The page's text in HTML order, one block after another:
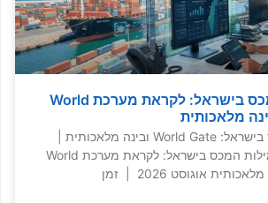
עתיד עמילות המכס בישראל: לקראת מערכת World
עתיד עמילות המכס בישראל: World Gate ובינה מלאכותית |
UnitedXP עתיד עמילות המכס בישראל: לקראת מערכת World